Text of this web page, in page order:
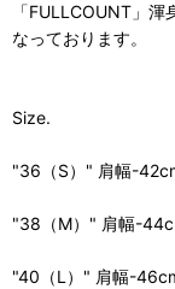
「FULLCOUNT」
なっております。
Size.
"36（S）" 肩幅-
"38（M）" 肩幅-
"40（L）" 肩幅-